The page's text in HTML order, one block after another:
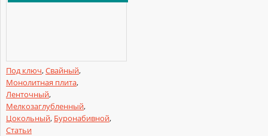
Под ключ,Свайный,
Монолитная плита,
Ленточный,
Мелкозаглубленный,
Цокольный, Буронабивной,
Статьи